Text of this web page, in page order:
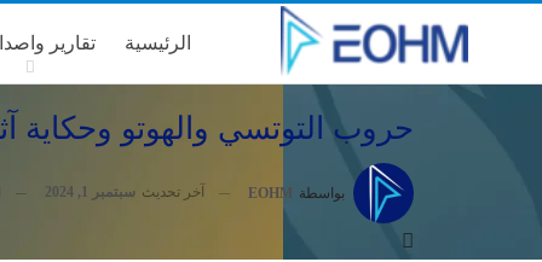
الرئيسية تقارير
حروب التوتسي والهوتو وحكاية
بواسطة EOHM آخر تحديث سبتمبر 1, 2024